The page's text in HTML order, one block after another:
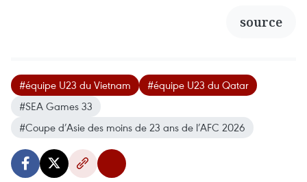
source
#équipe U23 du Vietnam
#équipe U23 du Qatar
#SEA Games 33
#Coupe d’Asie des moins de 23 ans de l’AFC 2026